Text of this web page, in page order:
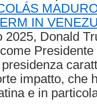
IN
2025, Donald
impatto, che
e in